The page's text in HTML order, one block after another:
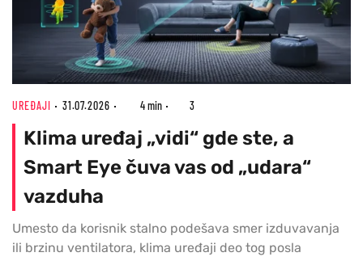
UREĐAJI 31.07.2026 4 min 3
Klima uređaj „vidi“ gde ste, a
Smart Eye čuva vas od „udara“
vazduha
Umesto da korisnik stalno podešava smer izduvavanja
ili brzinu ventilatora, klima uređaji deo tog posla